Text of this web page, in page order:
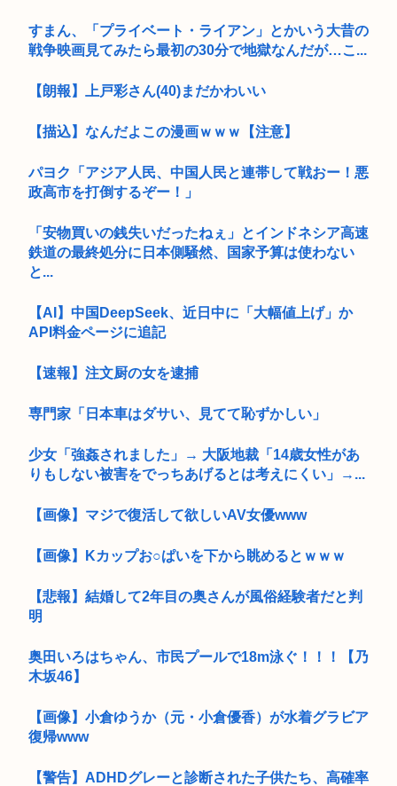
すまん、「プライベート・ライアン」とかいう大昔の
戦争映画見てみたら最初の30分で地獄なんだが…こ...
【朗報】上戸彩さん(40)まだかわいい
【描込】なんだよこの漫画ｗｗｗ【注意】
パヨク「アジア人民、中国人民と連帯して戦おー！悪
政高市を打倒するぞー！」
「安物買いの銭失いだったねぇ」とインドネシア高速
鉄道の最終処分に日本側騒然、国家予算は使わない
と...
【AI】中国DeepSeek、近日中に「大幅値上げ」か
API料金ページに追記
【速報】注文厨の女を逮捕
専門家「日本車はダサい、見てて恥ずかしい」
少女「強姦されました」→ 大阪地裁「14歳女性があ
りもしない被害をでっちあげるとは考えにくい」→...
【画像】マジで復活して欲しいAV女優www
【画像】Kカップお○ぱいを下から眺めるとｗｗｗ
【悲報】結婚して2年目の奥さんが風俗経験者だと判
明
奥田いろはちゃん、市民プールで18m泳ぐ！！！【乃
木坂46】
【画像】小倉ゆうか（元・小倉優香）が水着グラビア
復帰www
【警告】ADHDグレーと診断された子供たち、高確率